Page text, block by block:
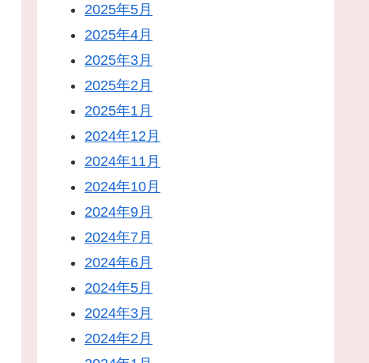
2025年5月
2025年4月
2025年3月
2025年2月
2025年1月
2024年12月
2024年11月
2024年10月
2024年9月
2024年7月
2024年6月
2024年5月
2024年3月
2024年2月